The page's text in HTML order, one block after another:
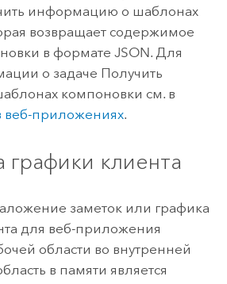
информацию о шаблонах
возвращает содержимое
в формате JSON. Для
о задаче Получить
компоновки см. в
веб-приложениях.
клиента
заметок или графика
для веб-приложения
области во внутренней
в памяти является